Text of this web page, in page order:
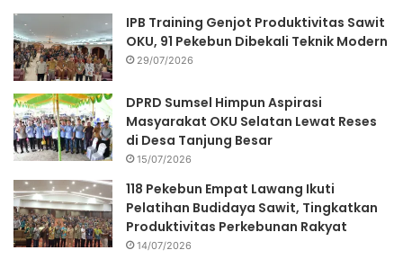
IPB Training Genjot Produktivitas Sawit
OKU, 91 Pekebun Dibekali Teknik Modern
29/07/2026
DPRD Sumsel Himpun Aspirasi
Masyarakat OKU Selatan Lewat Reses
di Desa Tanjung Besar
15/07/2026
118 Pekebun Empat Lawang Ikuti
Pelatihan Budidaya Sawit, Tingkatkan
Produktivitas Perkebunan Rakyat
14/07/2026